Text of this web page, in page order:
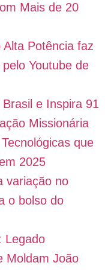
Mais de 20
Potência faz
Youtube de
e Inspira 91
Missionária
que
2025
variação no
o bolso do
Legado
Moldam João